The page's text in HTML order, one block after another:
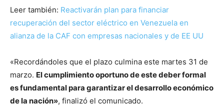
Leer también: Reactivarán plan para financiar
recuperación del sector eléctrico en Venezuela en
alianza de la CAF con empresas nacionales y de EE UU
«Recordándoles que el plazo culmina este martes 31 de
marzo. El cumplimiento oportuno de este deber formal
es fundamental para garantizar el desarrollo económico
de la nación», finalizó el comunicado.